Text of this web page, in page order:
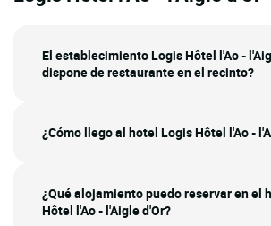
El establecimiento Logis Hôtel l'Ao -
dispone de restaurante en el recinto?
¿Cómo llego al hotel Logis Hôtel l'Ao -
¿Qué alojamiento puedo reservar en el
Hôtel l'Ao - l'Aigle d'Or?